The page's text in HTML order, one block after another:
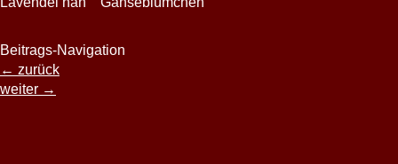
Beitrags-Navigation
← zurück
weiter →